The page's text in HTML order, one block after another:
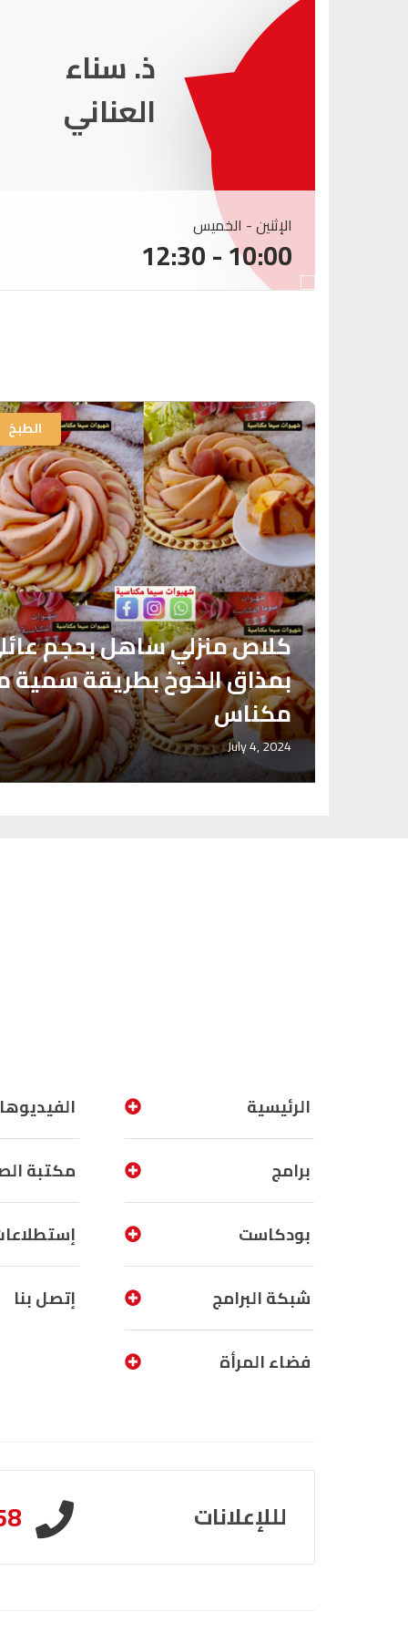
ذ. عماد
ميزاب
الإثنين - الخميس
10:00 - 12:30
كلاص منزلي ساهل بحجم
بمذاق الخوخ بطريقة سمية
مكناس
July 4, 2024
الطبخ
مكتبة
إتصل بنا
الرئيسية
برامج
بودكاست
شبكة البرامج
فضاء المرأة
لللإعلانات